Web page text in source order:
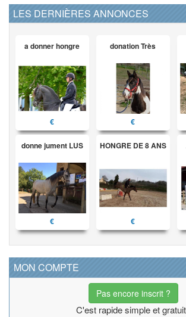
LES DERNIÈRES ANNONCES
a donner hongre
€
donation Très
€
donne jument LUS
€
HONGRE DE 8 ANS
€
MON COMPTE
Pas encore inscrit ?
C'est rapide simple et